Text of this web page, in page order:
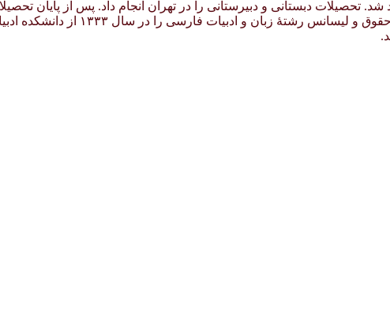
متولد شد. تحصیلات دبستانی و دبیرستانی را در تهران انجام داد. پس از